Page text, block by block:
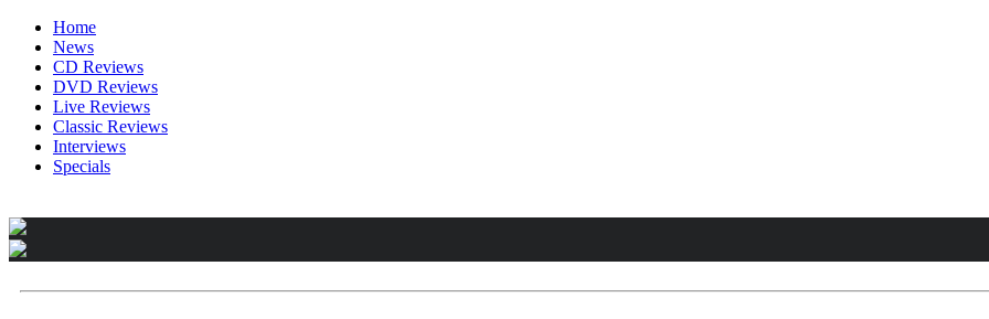
Home
News
CD Reviews
DVD Reviews
Live Reviews
Classic Reviews
Interviews
Specials